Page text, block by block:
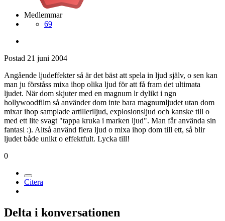
Medlemmar
69
Postad 21 juni 2004
Angående ljudeffekter så är det bäst att spela in ljud själv, o sen kan
man ju förståss mixa ihop olika ljud för att få fram det ultimata
ljudet. När dom skjuter med en magnum lr dylikt i ngn
hollywoodfilm så använder dom inte bara magnumljudet utan dom
mixar ihop samplade artilleriljud, explosionsljud och kanske till o
med ett lite svagt "tappa kruka i marken ljud". Man får använda sin
fantasi :). Altså använd flera ljud o mixa ihop dom till ett, så blir
ljudet både unikt o effektfult. Lycka till!
0
Citera
Delta i konversationen